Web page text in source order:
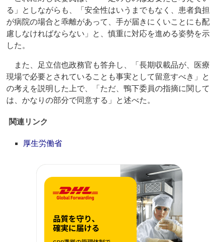
る」としながらも、「安全性はいうまでもなく、患者負担
が病院の場合と乖離があって、手が届きにくいことにも配
慮しなければならない」と、慎重に対応を進める姿勢を示
した。
また、足立信也政務官も答弁し、「長期収載品が、医療
現場で必要とされていることも事実として留意すべき」と
の考えを説明した上で、「ただ、鴨下委員の指摘に関して
は、かなりの部分で同意する」と述べた。
関連リンク
厚生労働省